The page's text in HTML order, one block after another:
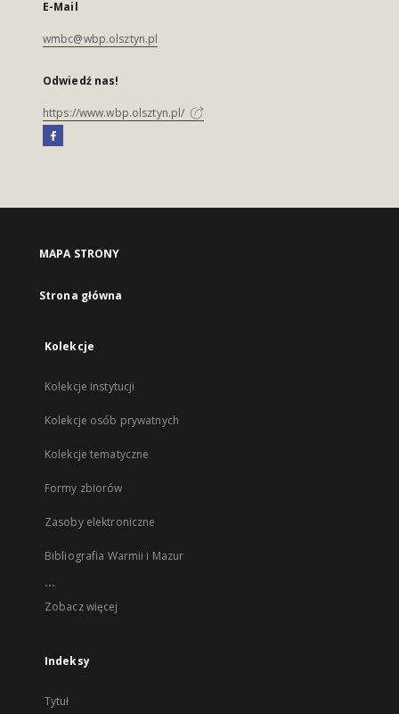
E-Mail
wmbc@wbp.olsztyn.pl
Odwiedź nas!
https://www.wbp.olsztyn.pl/
MAPA STRONY
Strona główna
Kolekcje
Kolekcje instytucji
Kolekcje osób prywatnych
Kolekcje tematyczne
Formy zbiorów
Zasoby elektroniczne
Bibliografia Warmii i Mazur
...
Zobacz więcej
Indeksy
Tytuł